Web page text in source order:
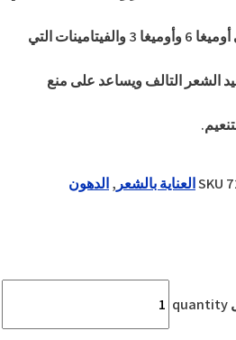
بزيت الأرغان الذي يحتوي على أوميغا 6 وأوميغا 3 والفيتامينات التي
الشعر التالف ويساعد على منع
SKUالعناية بالشعر,الدهون